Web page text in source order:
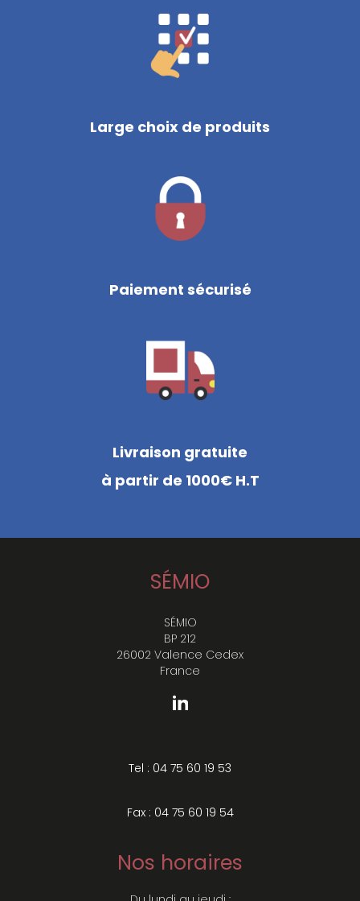
Large choix de produits
Paiement sécurisé
Livraison gratuite
à partir de 1000€ H.T
SÉMIO
SÉMIO
BP 212
26002 Valence Cedex
France
Tel : 04 75 60 19 53
Fax : 04 75 60 19 54
Nos horaires